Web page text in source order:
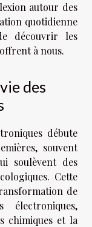
autour des
quotidienne
découvrir les
à nous.
des
débute
souvent
soulèvent des
Cette
de
électroniques,
chimiques et la